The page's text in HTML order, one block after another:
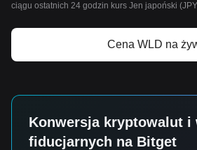
ciągu ostatnich 24 godzin kurs Jen japoński
Cena WLD na
Konwersja kryptowalut i
fiducjarnych na Bitget